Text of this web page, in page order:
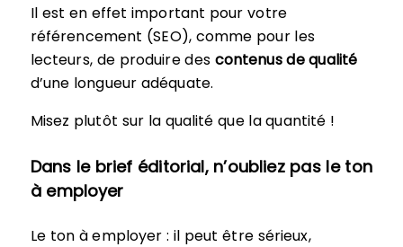
Il est en effet important pour votre
référencement (SEO), comme pour les
lecteurs, de produire des contenus de qualité
d’une longueur adéquate.
Misez plutôt sur la qualité que la quantité !
Dans le brief éditorial, n’oubliez pas le ton
à employer
Le ton à employer : il peut être sérieux,